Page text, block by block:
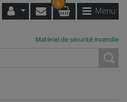
0
Menu
Matériel de sécurité incendie